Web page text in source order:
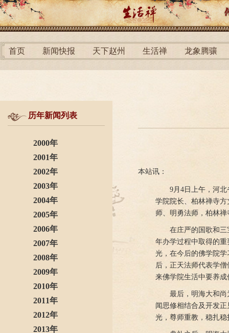
首页 新闻快报 天下赵州 生活禅 龙象腾骧
历年新闻列表
2000年
2001年
2002年
2003年
2004年
2005年
2006年
2007年
2008年
2009年
2010年
2011年
2012年
2013年
本站讯：
9月4日上午，河
学院院长、柏林禅寺
师、明勇法师，柏林
在庄严的国歌和
年办学过程中取得的
光，在今后的佛学院
后，正天法师代表学
来佛学院生活中要养
最后，明海大和
闻思修相结合及开发
光，尊师重教，稳扎